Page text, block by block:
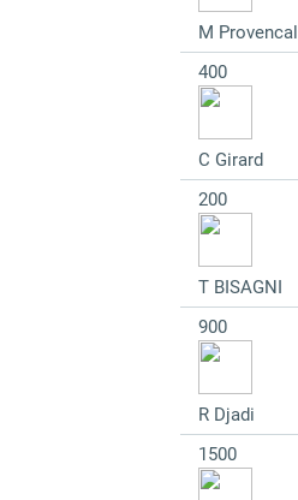
M Provencal
400
C Girard
200
T BISAGNI
900
R Djadi
1500